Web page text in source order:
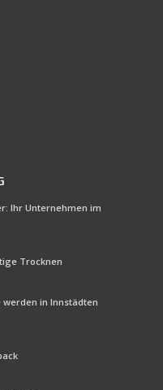
Ihr Unternehmen im
Trocknen
werden in Innstädten